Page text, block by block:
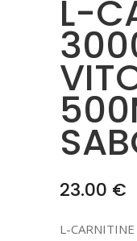
L-
23.00 €
L-